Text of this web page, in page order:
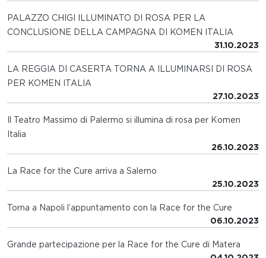
PALAZZO CHIGI ILLUMINATO DI ROSA PER LA
CONCLUSIONE DELLA CAMPAGNA DI KOMEN ITALIA
31.10.2023
LA REGGIA DI CASERTA TORNA A ILLUMINARSI DI ROSA
PER KOMEN ITALIA
27.10.2023
Il Teatro Massimo di Palermo si illumina di rosa per Komen
Italia
26.10.2023
La Race for the Cure arriva a Salerno
25.10.2023
Torna a Napoli l’appuntamento con la Race for the Cure
06.10.2023
Grande partecipazione per la Race for the Cure di Matera